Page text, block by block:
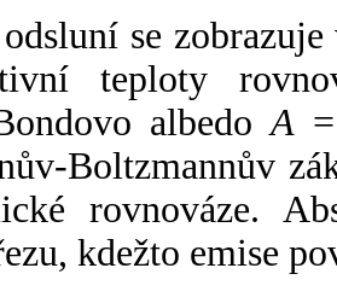
se
teploty
albedoA
Boltzmannův
rovnováze.
kdežto emise